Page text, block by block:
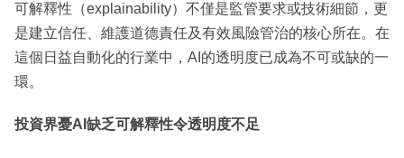
可解釋性（explainability）不僅是監管要求或技術細節，更
是建立信任、維護道德責任及有效風險管治的核心所在。在
這個日益自動化的行業中，AI的透明度已成為不可或缺的一
環。
投資界憂AI缺乏可解釋性令透明度不足